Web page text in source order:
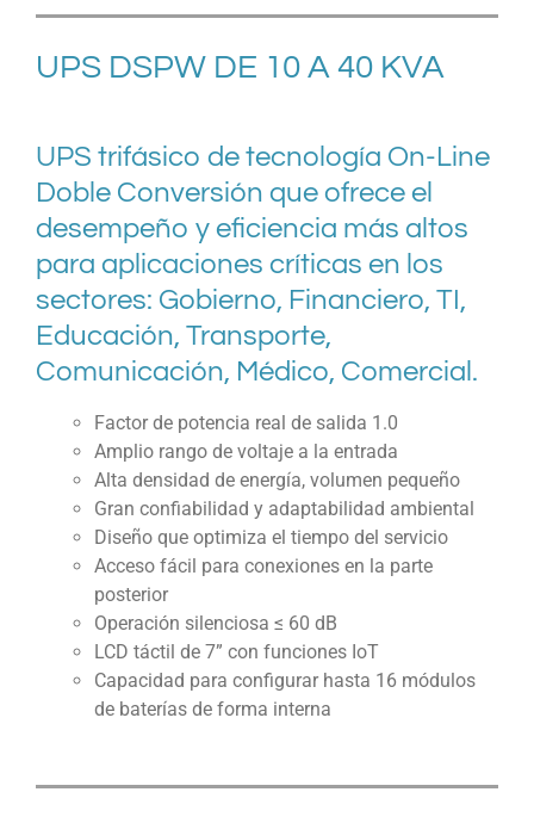
UPS DSPW DE 10 A 40 KVA
UPS trifásico de tecnología On-Line
Doble Conversión que ofrece el
desempeño y eficiencia más altos
para aplicaciones críticas en los
sectores: Gobierno, Financiero, TI,
Educación, Transporte,
Comunicación, Médico, Comercial.
Factor de potencia real de salida 1.0
Amplio rango de voltaje a la entrada
Alta densidad de energía, volumen pequeño
Gran confiabilidad y adaptabilidad ambiental
Diseño que optimiza el tiempo del servicio
Acceso fácil para conexiones en la parte
posterior
Operación silenciosa ≤ 60 dB
LCD táctil de 7” con funciones IoT
Capacidad para configurar hasta 16 módulos
de baterías de forma interna